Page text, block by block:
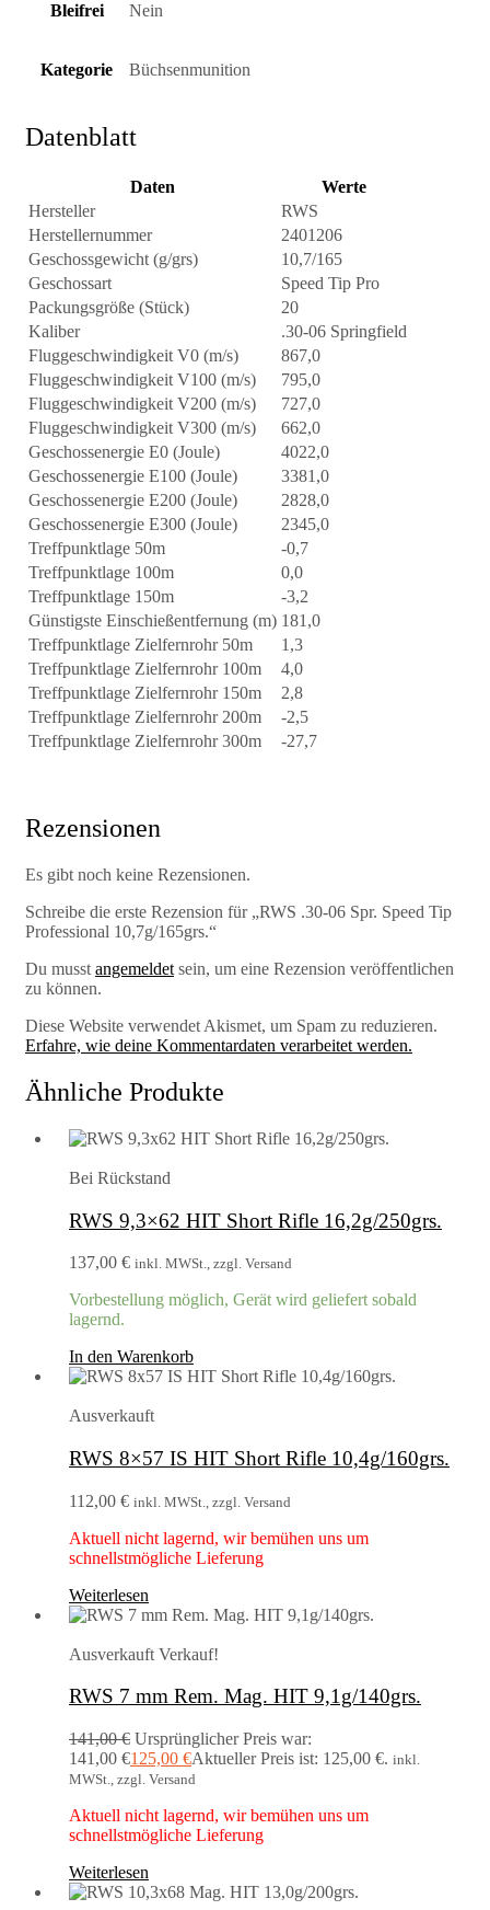
Bleifrei Nein
Kategorie Büchsenmunition
Datenblatt
Daten
Werte
Hersteller
RWS
Herstellernummer
2401206
Geschossgewicht (g/grs)
10,7/165
Geschossart
Speed Tip Pro
Packungsgröße (Stück)
20
Kaliber
.30-06 Springfield
Fluggeschwindigkeit V0 (m/s)
867,0
Fluggeschwindigkeit V100 (m/s)
795,0
Fluggeschwindigkeit V200 (m/s)
727,0
Fluggeschwindigkeit V300 (m/s)
662,0
Geschossenergie E0 (Joule)
4022,0
Geschossenergie E100 (Joule)
3381,0
Geschossenergie E200 (Joule)
2828,0
Geschossenergie E300 (Joule)
2345,0
Treffpunktlage 50m
-0,7
Treffpunktlage 100m
0,0
Treffpunktlage 150m
-3,2
Günstigste Einschießentfernung (m) 181,0
Treffpunktlage Zielfernrohr 50m
1,3
Treffpunktlage Zielfernrohr 100m
4,0
Treffpunktlage Zielfernrohr 150m
2,8
Treffpunktlage Zielfernrohr 200m
-2,5
Treffpunktlage Zielfernrohr 300m
-27,7
Rezensionen
Es gibt noch keine Rezensionen.
Schreibe die erste Rezension für „RWS .30-06 Spr. Speed Tip
Professional 10,7g/165grs.“
Du musst angemeldet sein, um eine Rezension veröffentlichen
zu können.
Diese Website verwendet Akismet, um Spam zu reduzieren.
Erfahre, wie deine Kommentardaten verarbeitet werden.
Ähnliche Produkte
Bei Rückstand
RWS 9,3×62 HIT Short Rifle 16,2g/250grs.
137,00 € inkl. MWSt., zzgl. Versand
Vorbestellung möglich, Gerät wird geliefert sobald
lagernd.
In den Warenkorb
Ausverkauft
RWS 8×57 IS HIT Short Rifle 10,4g/160grs.
112,00 € inkl. MWSt., zzgl. Versand
Aktuell nicht lagernd, wir bemühen uns um
schnellstmögliche Lieferung
Weiterlesen
Ausverkauft Verkauf!
RWS 7 mm Rem. Mag. HIT 9,1g/140grs.
141,00€ Ursprünglicher Preis war:
141,00 €125,00 €Aktueller Preis ist: 125,00 €. inkl.
MWSt., zzgl. Versand
Aktuell nicht lagernd, wir bemühen uns um
schnellstmögliche Lieferung
Weiterlesen